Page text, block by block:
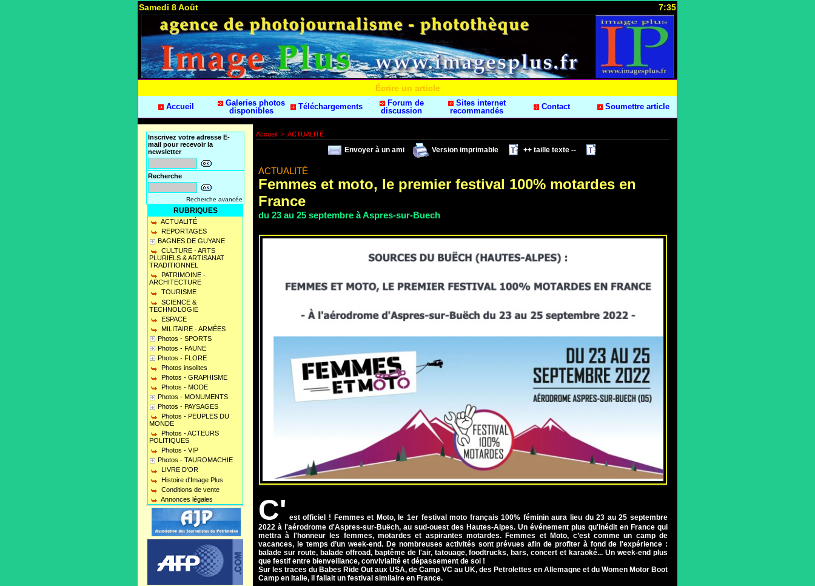
Samedi 8 Août 7:35
Écrire un article
Accueil
Galeries photos
disponibles
Téléchargements
Forum de
discussion
Sites internet
recommandés
Contact Soumettre article
Inscrivez votre adresse E-
mail pour recevoir la
newsletter
Recherche
Recherche avancée
RUBRIQUES
ACTUALITÉ
REPORTAGES
BAGNES DE GUYANE
CULTURE - ARTS
PLURIELS & ARTISANAT
TRADITIONNEL
PATRIMOINE -
ARCHITECTURE
TOURISME
SCIENCE &
TECHNOLOGIE
ESPACE
MILITAIRE - ARMÉES
Photos - SPORTS
Photos - FAUNE
Photos - FLORE
Photos insolites
Photos - GRAPHISME
Photos - MODE
Photos - MONUMENTS
Photos - PAYSAGES
Photos - PEUPLES DU
MONDE
Photos - ACTEURS
POLITIQUES
Photos - VIP
Photos - TAUROMACHIE
LIVRE D'OR
Histoire d'Image Plus
Conditions de vente
Annonces légales
Accueil > ACTUALITÉ
Envoyer à un ami Version imprimable ++ taille texte --
ACTUALITÉ
Femmes et moto, le premier festival 100% motardes en
France
du 23 au 25 septembre à Aspres-sur-Buech
C' est officiel ! Femmes et Moto, le 1er festival moto français 100% féminin aura lieu du 23 au 25 septembre
2022 à l'aérodrome d'Aspres-sur-Buëch, au sud-ouest des Hautes-Alpes. Un événement plus qu'inédit en France qui
mettra à l'honneur les femmes, motardes et aspirantes motardes. Femmes et Moto, c’est comme un camp de
vacances, le temps d’un week-end. De nombreuses activités sont prévues afin de profiter à fond de l'expérience :
balade sur route, balade offroad, baptême de l'air, tatouage, foodtrucks, bars, concert et karaoké... Un week-end plus
que festif entre bienveillance, convivialité et dépassement de soi !
Sur les traces du Babes Ride Out aux USA, de Camp VC au UK, des Petrolettes en Allemagne et du Women Motor Boot
Camp en Italie, il fallait un festival similaire en France.